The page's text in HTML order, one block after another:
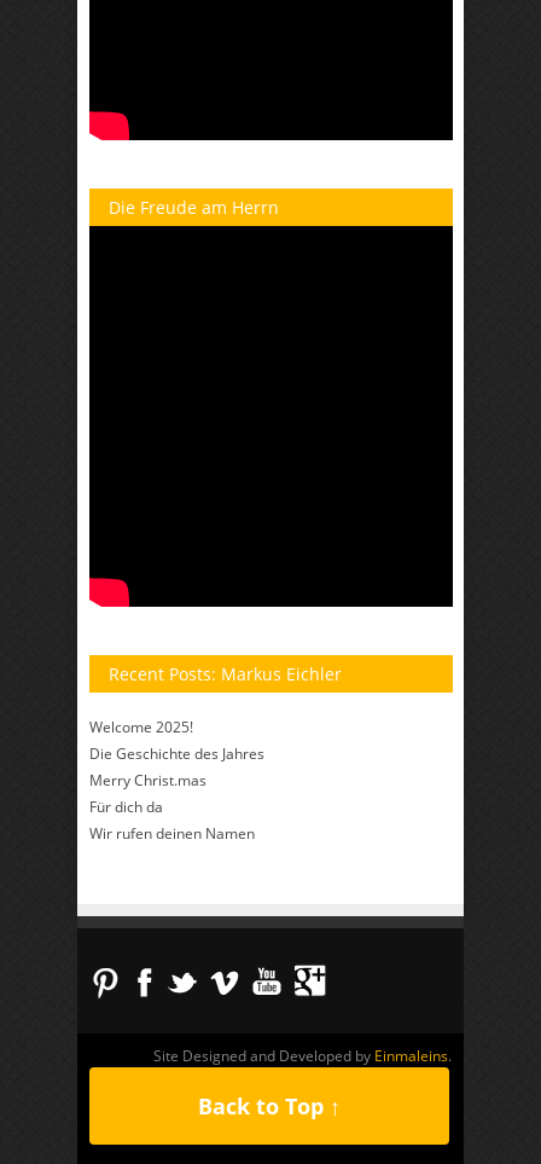
Die Freude am Herrn
Recent Posts: Markus Eichler
Welcome 2025!
Die Geschichte des Jahres
Merry Christ.mas
Für dich da
Wir rufen deinen Namen
Site Designed and Developed by Einmaleins.
Back to Top ↑